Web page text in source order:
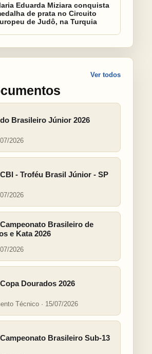
Eduarda Miziara conquista
de prata no Circuito
de Judô, na Turquia
Ver todos
Brasileiro Júnior 2026
2026
- Troféu Brasil Júnior - SP
2026
Brasileiro de
e Kata 2026
2026
Dourados 2026
Técnico · 15/07/2026
Brasileiro Sub-13